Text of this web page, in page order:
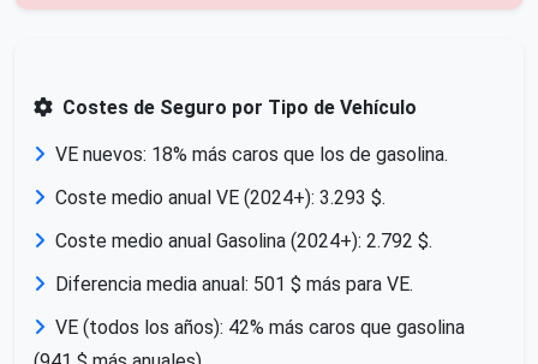
Costes de Seguro por Tipo de Vehículo
VE nuevos: 18% más caros que los de gasolina.
Coste medio anual VE (2024+): 3.293 $.
Coste medio anual Gasolina (2024+): 2.792 $.
Diferencia media anual: 501 $ más para VE.
VE (todos los años): 42% más caros que gasolina